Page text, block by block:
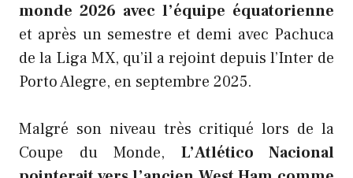
monde 2026 avec l’équipe équatorienne
et après un semestre et demi avec Pachuca
de la Liga MX, qu’il a rejoint depuis l’Inter de
Porto Alegre, en septembre 2025.
Malgré son niveau très critiqué lors de la
Coupe du Monde, L’Atlético Nacional